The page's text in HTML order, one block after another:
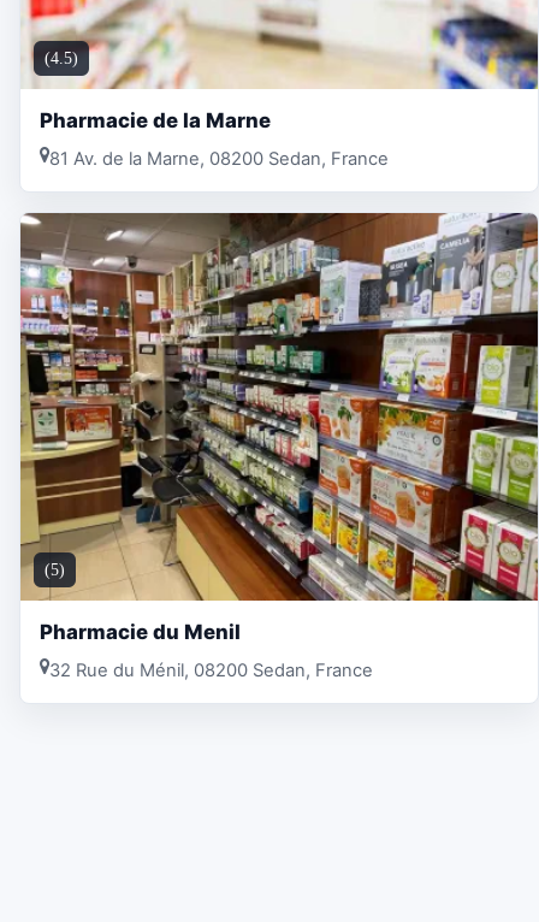
(4.5)
Pharmacie de la Marne
81 Av. de la Marne, 08200 Sedan, France
(5)
Pharmacie du Menil
32 Rue du Ménil, 08200 Sedan, France